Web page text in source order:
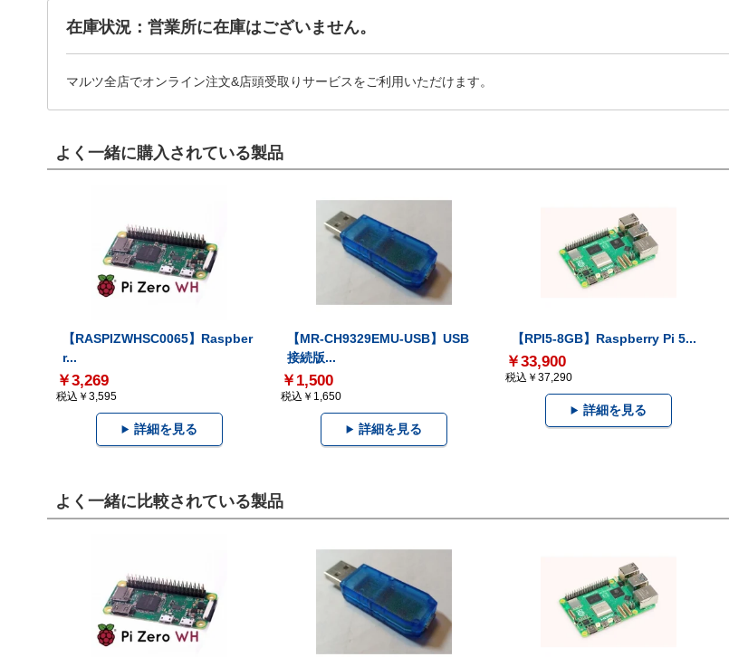
在庫状況：営業所に在庫はございません。
マルツ全店でオンライン注文&店頭受取りサービスをご利用いただけます。
よく一緒に購入されている製品
【RASPIZWHSC0065】Raspber
r...
￥3,269
税込￥3,595
詳細を見る
【MR-CH9329EMU-USB】USB
接続版...
￥1,500
税込￥1,650
詳細を見る
【RPI5-8GB】Raspberry Pi 5...
￥33,900
税込￥37,290
詳細を見る
よく一緒に比較されている製品